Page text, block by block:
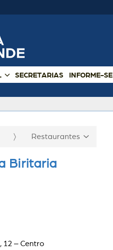
SECRETARIAS INFORME-SE
Restaurantes
Biritaria
12 – Centro